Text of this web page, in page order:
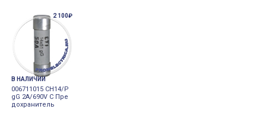
2 100₽
В НАЛИЧИИ
006711015 CH14/P
gG 2A/690V C Пре
дохранитель